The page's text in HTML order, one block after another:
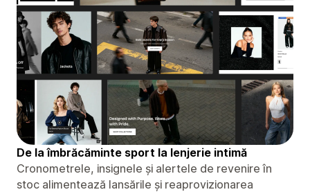
De la îmbrăcăminte sport la lenjerie intimă
Cronometrele, insignele și alertele de revenire în
stoc alimentează lansările și reaprovizionarea